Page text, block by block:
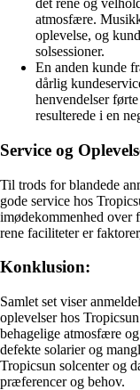
det rene og
atmosfære.
oplevelse, og
solsessioner.
En anden kunde
dårlig
henvendelser
resulterede i en
Service og
Til trods for blandede
gode service hos
imødekommenhed over
rene faciliteter er
Konklusion:
Samlet set viser
oplevelser hos
behagelige atmosfære
defekte solarier og
Tropicsun solcenter og
præferencer og behov.